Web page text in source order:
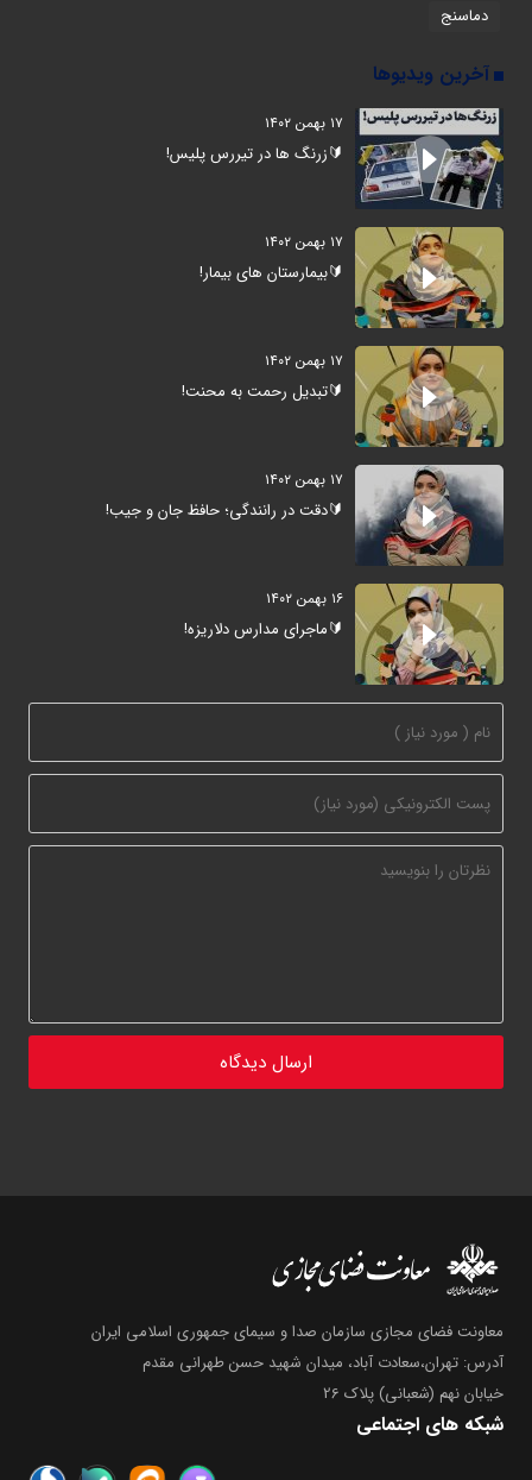
دماسنج
آخرین ویدیوها
۱۷ بهمن ۱۴۰۲
🔰زرنگ ها در تیررس پلیس!
۱۷ بهمن ۱۴۰۲
🔰بیمارستان های بیمار!
۱۷ بهمن ۱۴۰۲
🔰تبدیل رحمت به محنت!
۱۷ بهمن ۱۴۰۲
🔰دقت در رانندگی؛ حافظ جان و جیب!
۱۶ بهمن ۱۴۰۲
🔰ماجرای مدارس دلاریزه!
معاونت فضای مجازی سازمان صدا و سیمای جمهوری اسلامی ایران
آدرس: تهران،سعادت آباد، میدان شهید حسن طهرانی مقدم
خیابان نهم (شعبانی) پلاک 26
شبکه های اجتماعی